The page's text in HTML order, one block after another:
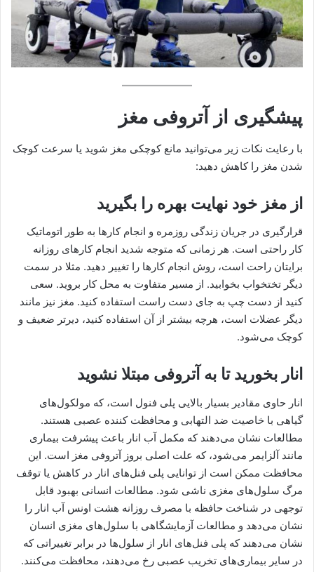
پیشگیری از آتروفی مغز
با رعایت نکات زیر می‌توانید مانع کوچکی مغز شوید یا سرعت کوچک
شدن مغز را کاهش دهید:
از مغز خود نهایت بهره را بگیرید
قرارگیری در جریان زندگی روزمره و انجام کارها به طور اتوماتیک
کار راحتی است. هر زمانی که متوجه شدید انجام کارهای روزانه
برایتان راحت است، روش انجام کارها را تغییر دهید. مثلا در سمت
دیگر تختخواب بخوابید. از مسیر متفاوت به محل کار بروید. سعی
کنید از دست چپ به جای دست راست استفاده کنید. مغز نیز مانند
دیگر عضلات است، هرچه بیشتر از آن استفاده کنید، دیرتر ضعیف و
کوچک می‌شود.
انار بخورید تا به آتروفی مبتلا نشوید
انار حاوی مقادیر بسیار بالایی پلی فنول است، که مولکول‌های
گیاهی با خاصیت ضد التهابی و محافظت کننده عصبی هستند.
مطالعات نشان می‌دهند که مکمل آب انار باعث پیشرفت بیماری
مانند آلزایمر می‌شود، که علت اصلی بروز آتروفی مغز است. این
محافظت ممکن است از توانایی پلی فنل‌های انار در کاهش یا توقف
مرگ سلول‌های مغزی ناشی شود. مطالعات انسانی بهبود قابل
توجهی در شناخت حافظه با مصرف روزانه هشت اونس آب انار را
نشان می‌دهد و مطالعات آزمایشگاهی با سلول‌های مغزی انسان
نشان می‌دهند که پلی فنل‌های انار از سلول‌ها در برابر تغییراتی که
در سایر بیماری‌های تخریب عصبی رخ می‌دهند، محافظت می‌کنند.